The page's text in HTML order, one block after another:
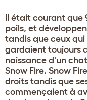
Il était courant que
poils, et
tandis que ceux
gardaient toujours
naissance d'un
Snow Fire. Snow
droits tandis que
commençaient à